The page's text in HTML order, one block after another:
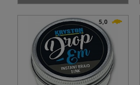
5,0